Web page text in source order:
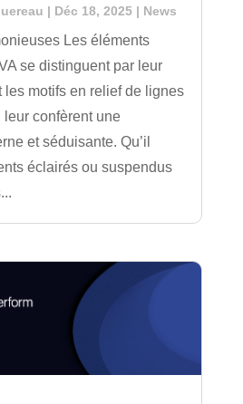
| Déc 18, 2025| News
Les éléments
se distinguent par leur
les motifs en relief de lignes
confèrent une
et séduisante. Qu’il
éclairés ou suspendus